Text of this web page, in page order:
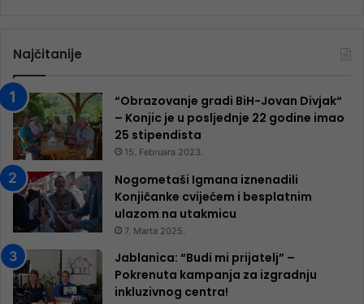
Najčitanije
“Obrazovanje gradi BiH-Jovan Divjak“
– Konjic je u posljednje 22 godine imao
25 ​​stipendista
15. Februara 2023.
Nogometaši Igmana iznenadili
Konjičanke cvijećem i besplatnim
ulazom na utakmicu
7. Marta 2025.
Jablanica: “Budi mi prijatelj” –
Pokrenuta kampanja za izgradnju
inkluzivnog centra!